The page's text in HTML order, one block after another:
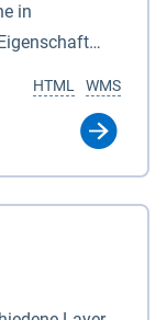
in
Für
die dem
WMS
HTML